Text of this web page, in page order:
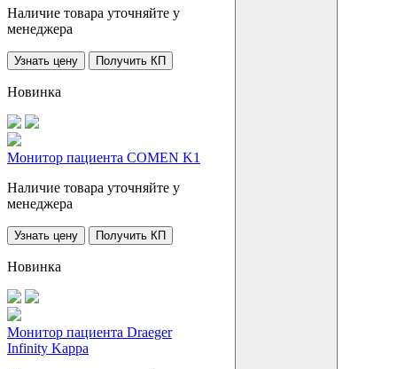
Наличие товара уточняйте у
менеджера
Узнать цену Получить КП
Новинка
Монитор пациента COMEN K1
Наличие товара уточняйте у
менеджера
Узнать цену Получить КП
Новинка
Монитор пациента Draeger
Infinity Kappa